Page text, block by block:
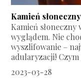
Kamień
Kamień
wyglądem. Nie
wyszlifowanie –
adularyzacji! Czym
2023-03-28